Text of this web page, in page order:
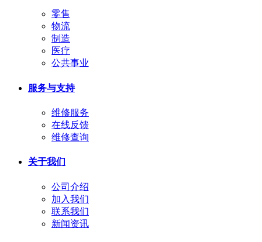
零售
物流
制造
医疗
公共事业
服务与支持
维修服务
在线反馈
维修查询
关于我们
公司介绍
加入我们
联系我们
新闻资讯